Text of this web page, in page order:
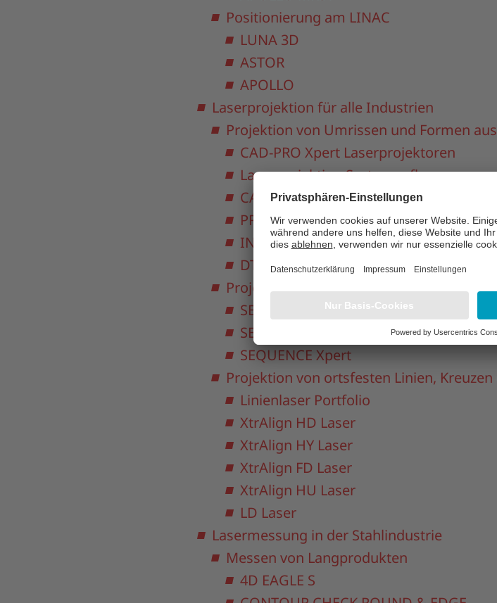
Positionierung am LINAC
LUNA 3D
ASTOR
APOLLO
Laserprojektion für alle Industrien
Projektion von Umrissen und Formen
CAD-PRO Xpert Laserprojektoren
Laserprojektion Systemaufbau
CAD-PRO Laserprojektoren
PRO-SOFT Projektionssoftware
INSPECT-PRO Qualitätssicherung
DTEC-PRO Kamerasystem
Projektion von verfahrbaren Linien, SPS-
SERVOLASER Übersicht
SERVOLASER Xpert
SEQUENCE Xpert
Projektion von ortsfesten Linien,
Linienlaser Portfolio
XtrAlign HD Laser
XtrAlign HY Laser
XtrAlign FD Laser
XtrAlign HU Laser
LD Laser
Lasermessung in der Stahlindustrie
Messen von Langprodukten
4D EAGLE S